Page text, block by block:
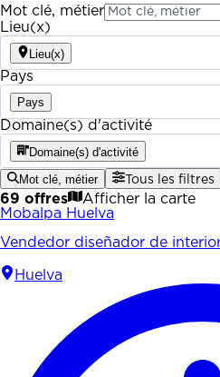
Mot clé, métier
Lieu(x)
Lieu(x)
Pays
Pays
Domaine(s) d'activité
Domaine(s) d'activité
Mot clé, métier Tous les filtres
69 offres
Afficher la carte
Mobalpa Huelva
Vendedor diseñador de
Huelva